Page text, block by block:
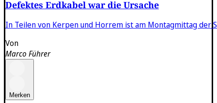
Defektes Erdkabel war die Ursache
In Teilen von Kerpen und Horrem ist am Montagmittag der
Von
Marco Führer
Merken